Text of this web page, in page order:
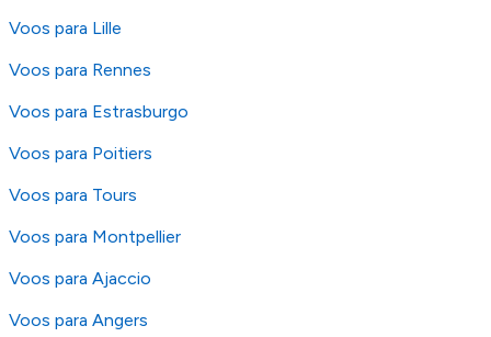
Voos para Lille
Voos para Rennes
Voos para Estrasburgo
Voos para Poitiers
Voos para Tours
Voos para Montpellier
Voos para Ajaccio
Voos para Angers